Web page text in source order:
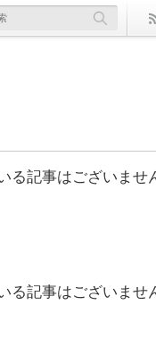
る記事はございませ
る記事はございませ